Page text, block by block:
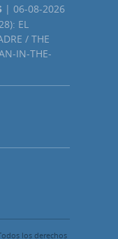
| 06-08-2026
EL
/ THE
IN-THE-
los derechos